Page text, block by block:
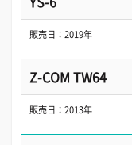
販売日：2019年
Z-COM TW64
販売日：2013年